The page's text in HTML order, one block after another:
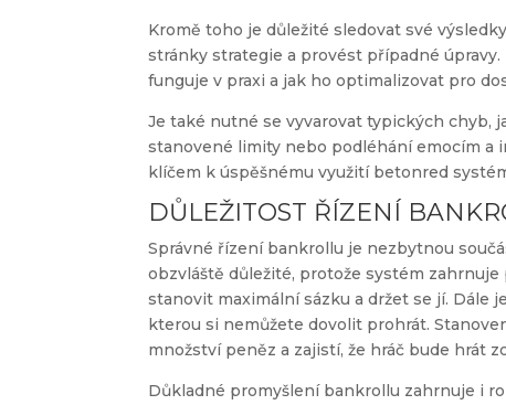
Kromě toho je důležité sledovat své
stránky strategie a provést případné
funguje v praxi a jak ho optimalizovat pro
Je také nutné se vyvarovat typických chyb,
stanovené limity nebo podléhání emocím
klíčem k úspěšnému využití betonred
DŮLEŽITOST ŘÍZENÍ
Správné řízení bankrollu je nezbytnou
obzvláště důležité, protože systém
stanovit maximální sázku a držet se jí. Dále
kterou si nemůžete dovolit prohrát.
množství peněz a zajistí, že hráč bude hrát
Důkladné promyšlení bankrollu zahrnuje i